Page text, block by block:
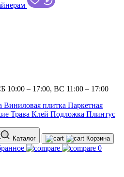
10:00 – 17:00, ВС 11:00 – 17:00
Виниловая плитка Паркетная
Трава Клей Подложка Плинтус
Каталог Корзина
0